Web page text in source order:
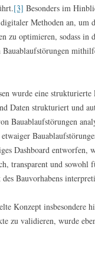
[3] Besonders im
Methoden an, um
zu optimieren, sodass
wurde eine
Daten strukturiert und
Bauablaufstörungen
Dashboard
transparent und sowohl
des Bauvorhabens
Konzept insbesondere
zu validieren, wurde